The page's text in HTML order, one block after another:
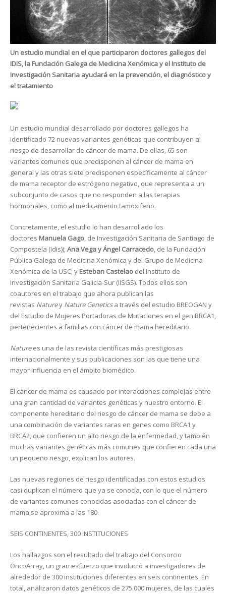
Un estudio mundial en el que participaron doctores gallegos del
IDIS, la Fundación Galega de Medicina Xenómica y el Instituto de
Investigación Sanitaria ayudará en la prevención, el diagnóstico y
el tratamiento
Un estudio mundial desarrollado por doctores gallegos ha
identificado 72 nuevas variantes genéticas que contribuyen al
riesgo de desarrollar de cáncer de mama. De ellas, 65 son
variantes comunes que predisponen al cáncer de mama en
general y las otras siete predisponen específicamente al cáncer
de mama receptor de estrógeno negativo, que representa a un
subconjunto de casos que no responden a las terapias
hormonales, como al medicamento tamoxifeno.
Concretamente, el estudio lo han desarrollado los
doctores Manuela Gago, de Investigación Sanitaria de Santiago de
Compostela (Idis)); Ana Vega y Ángel Carracedo, de la Fundación
Pública Galega de Medicina Xenómica y del Grupo de Medicina
Xenómica de la USC; y Esteban Castelao del Instituto de
Investigación Sanitaria Galicia-Sur (IISGS). Todos ellos son
coautores en el trabajo que ahora publican las
revistas Naturey Nature Geneticsa través del estudio BREOGAN y
del Estudio de Mujeres Portadoras de Mutaciones en el gen BRCA1,
pertenecientes a familias con cáncer de mama hereditario.
Naturees una de las revista científicas más prestigiosas
internacionalmente y sus publicaciones son las que tiene una
mayor influencia en el ámbito biomédico.
El cáncer de mama es causado por interacciones complejas entre
una gran cantidad de variantes genéticas y nuestro entorno. El
componente hereditario del riesgo de cáncer de mama se debe a
una combinación de variantes raras en genes como BRCA1 y
BRCA2, que confieren un alto riesgo de la enfermedad, y también
muchas variantes genéticas más comunes que confieren cada una
un pequeño riesgo, explican los autores.
Las nuevas regiones de riesgo identificadas con estos estudios
casi duplican el número que ya se conocía, con lo que el número
de variantes comunes conocidas asociadas con el cáncer de
mama se aproxima a las 180.
SEIS CONTINENTES, 300 INSTITUCIONES
Los hallazgos son el resultado del trabajo del Consorcio
OncoArray, un gran esfuerzo que involucró a investigadores de
alrededor de 300 instituciones diferentes en seis continentes. En
total, analizaron datos genéticos de 275.000 mujeres, de las cuales